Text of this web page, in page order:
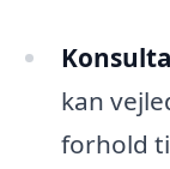
kan
forhold